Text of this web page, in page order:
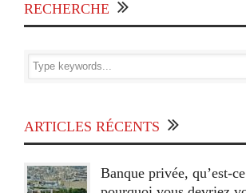
RECHERCHE
ARTICLES RÉCENTS
Banque privée, qu’est-